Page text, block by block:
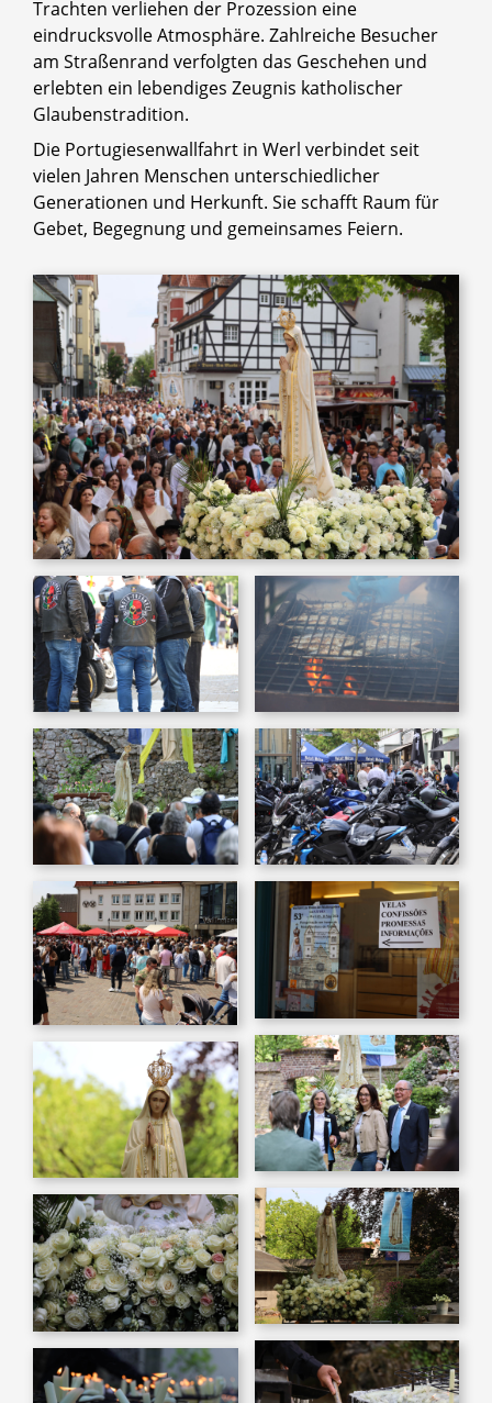
Trachten verliehen der Prozession eine
eindrucksvolle Atmosphäre. Zahlreiche Besucher
am Straßenrand verfolgten das Geschehen und
erlebten ein lebendiges Zeugnis katholischer
Glaubenstradition.
Die Portugiesenwallfahrt in Werl verbindet seit
vielen Jahren Menschen unterschiedlicher
Generationen und Herkunft. Sie schafft Raum für
Gebet, Begegnung und gemeinsames Feiern.